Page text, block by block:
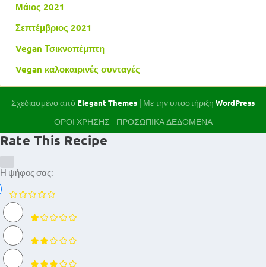
Μάιος 2021
Σεπτέμβριος 2021
Vegan Τσικνοπέμπτη
Vegan καλοκαιρινές συνταγές
Σχεδιασμένο από Elegant Themes | Με την υποστήριξη WordPress
ΟΡΟΙ ΧΡΗΣΗΣ ΠΡΟΣΩΠΙΚΑ ΔΕΔΟΜΕΝΑ
Rate This Recipe
Η ψήφος σας: